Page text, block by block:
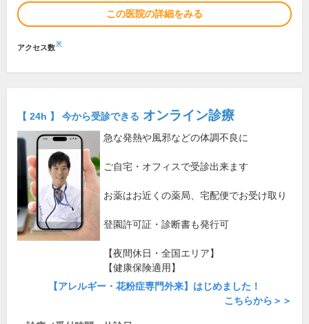
この医院の詳細をみる
アクセス数※
【 24h 】 今から受診できる オンライン診療
急な発熱や風邪などの体調不良に
ご自宅・オフィスで受診出来ます
お薬はお近くの薬局、宅配便でお受け取り
登園許可証・診断書も発行可
【夜間休日・全国エリア】
【健康保険適用】
【アレルギー・花粉症専門外来】はじめました！
こちらから＞＞